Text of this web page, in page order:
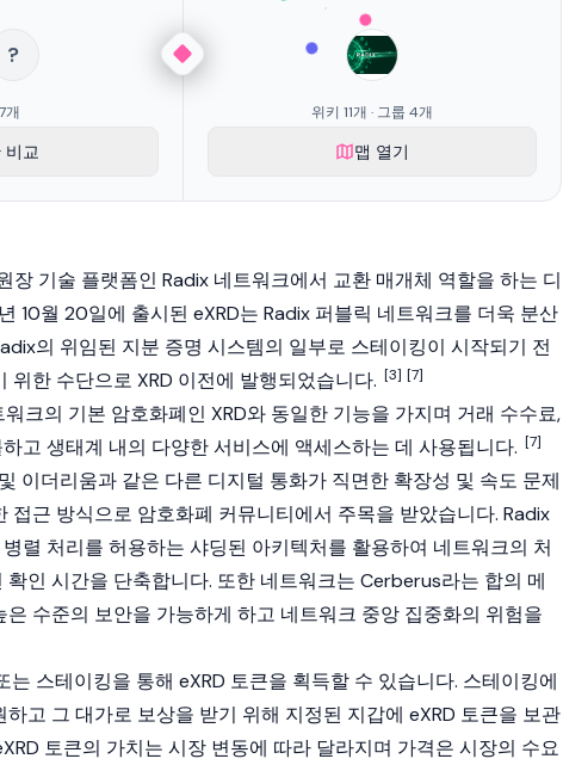
?
개
비교
위키 11개 · 그룹 4개
맵 열기
장 기술 플랫폼인 Radix 네트워크에서 교환 매개체 역할을 하는 디
10월 20일에 출시된 eXRD는 Radix 퍼블릭 네트워크를 더욱 분산
의 위임된 지분 증명 시스템의 일부로 스테이킹이 시작되기 전
위한 수단으로 XRD 이전에 발행되었습니다. [3] [7]
워크의 기본 암호화폐인 XRD와 동일한 기능을 가지며 거래 수수료,
고 생태계 내의 다양한 서비스에 액세스하는 데 사용됩니다. [7]
및 이더리움과 같은 다른 디지털 통화가 직면한 확장성 및 속도 문제
접근 방식으로 암호화폐 커뮤니티에서 주목을 받았습니다. Radix
렬 처리를 허용하는 샤딩된 아키텍처를 활용하여 네트워크의 처
인 시간을 단축합니다. 또한 네트워크는 Cerberus라는 합의 메
수준의 보안을 가능하게 하고 네트워크 중앙 집중화의 위험을
는 스테이킹을 통해 eXRD 토큰을 획득할 수 있습니다. 스테이킹에
고 그 대가로 보상을 받기 위해 지정된 지갑에 eXRD 토큰을 보관
토큰의 가치는 시장 변동에 따라 달라지며 가격은 시장의 수요